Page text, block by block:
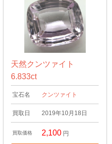
天然クンツァイト
6.833ct
宝石名 クンツァイト
買取日 2019年10月18日
買取価格 2,100 円